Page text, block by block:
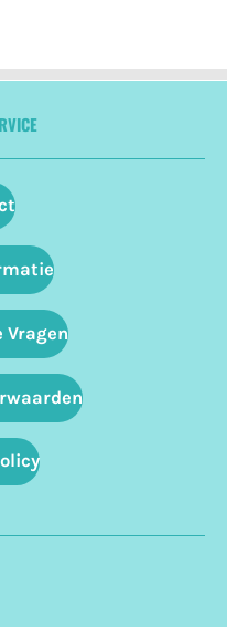
Vragen